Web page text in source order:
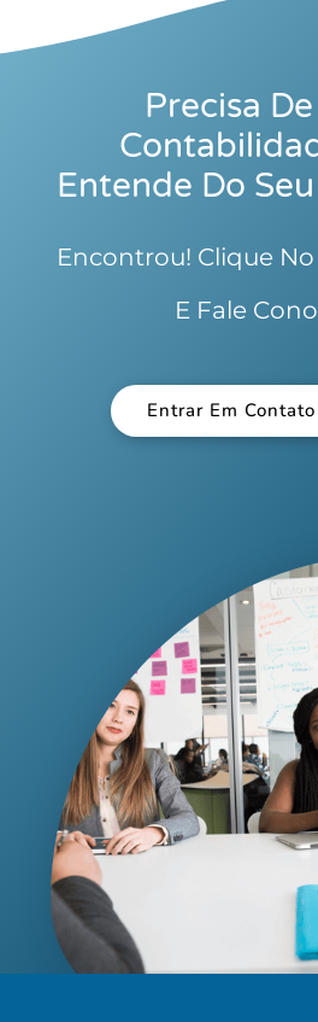
Precisa
Entende Do
Encontrou! Clique
E Fale
Entrar Em